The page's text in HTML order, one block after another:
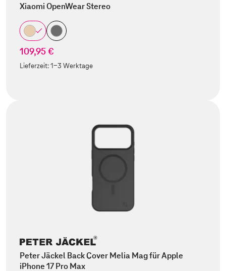
Xiaomi OpenWear Stereo
109,95 €
Lieferzeit:1-3 Werktage
Peter Jäckel Back Cover Melia Mag für Apple
iPhone 17 Pro Max